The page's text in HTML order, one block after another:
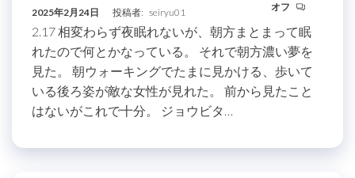
2025年2月24日 投稿者: seiryu01 オフ
2.17 相変わらず夜眠れないが、朝方まとまって眠
れたので何とかなっている。 それで朝方濃い夢を
見た。 朝ウォーキングでたまに見かける、歩いて
いる後ろ姿が敵な女性が見れた。 前から見たこと
はないがこれで十分。 ジョウビタ…